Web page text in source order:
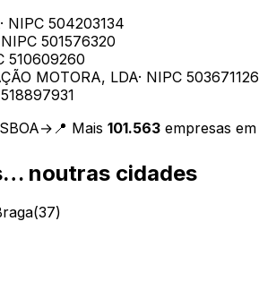
· NIPC 504203134
NIPC 501576320
510609260
MOTORA, LDA· NIPC 503671126
518897931
→ 📍 Mais 101.563 empresas em
noutras cidades
(37)